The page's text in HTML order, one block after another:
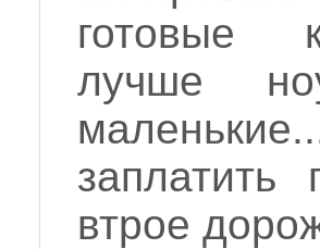
готовые
лучше
заплатить
втрое